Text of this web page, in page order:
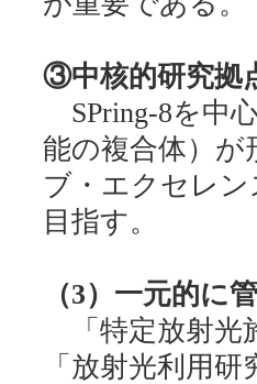
③中核的研究拠
SPring-8を中
能の複合体）が
ブ・エクセレ
目指す。
（3）一元的に
「特定放射光
「放射光利用